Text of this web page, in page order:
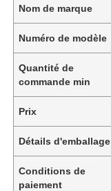
Nom de marque
Numéro de modèle
Quantité de
commande min
Prix
Détails d'emballage
Conditions de
paiement